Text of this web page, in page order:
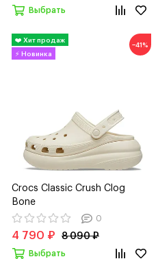
Выбрать
−41%
Crocs Classic Crush Clog
Bone
0
4 790 ₽ 8 090 ₽
Выбрать